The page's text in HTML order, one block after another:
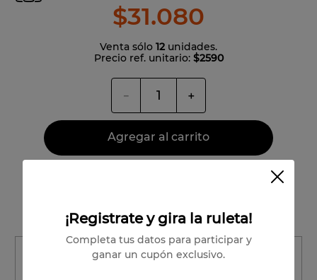
$31.080
Venta sólo 12 unidades.
Precio ref. unitario: $2590
＋
－
Agregar al carrito
¡Registrate y gira la ruleta!
Completa tus datos para participar y
ganar un cupón exclusivo.